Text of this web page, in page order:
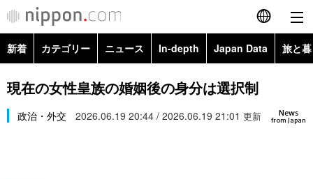
English
简体字
繁體字
新着 カテゴリー ニュース In-depth Japan Data 旅と
政治・外交
経済・ビジネス
Topics
Images
現在の女性皇族の婚姻後の身分は選択制
News
from Japan
政治・外交 2026.06.19 20:44 / 2026.06.19 21:01 更新